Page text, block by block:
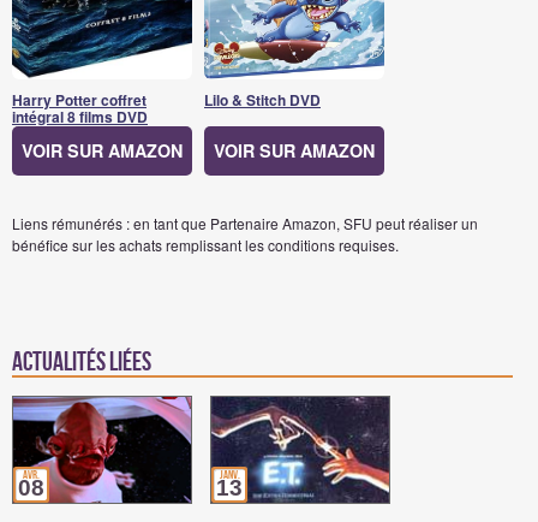
Harry Potter coffret
intégral 8 films DVD
VOIR SUR AMAZON
Lilo & Stitch DVD
VOIR SUR AMAZON
Liens rémunérés : en tant que Partenaire Amazon, SFU peut réaliser un
bénéfice sur les achats remplissant les conditions requises.
Actualités Liées
avr.
08 janv.
13